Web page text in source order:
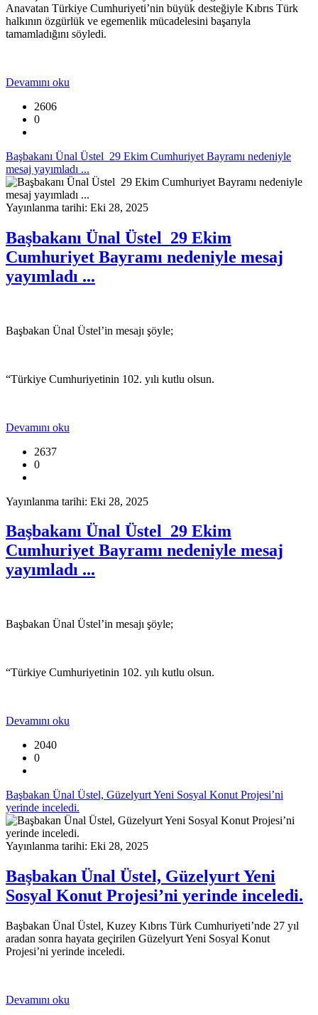
Anavatan Türkiye Cumhuriyeti’nin büyük desteğiyle Kıbrıs Türk
halkının özgürlük ve egemenlik mücadelesini başarıyla
tamamladığını söyledi.
Devamını oku
2606
0
Başbakanı Ünal Üstel 29 Ekim Cumhuriyet Bayramı nedeniyle
mesaj yayımladı ...
Yayınlanma tarihi: Eki 28, 2025
Başbakanı Ünal Üstel 29 Ekim
Cumhuriyet Bayramı nedeniyle mesaj
yayımladı ...
Başbakan Ünal Üstel’in mesajı şöyle;
“Türkiye Cumhuriyetinin 102. yılı kutlu olsun.
Devamını oku
2637
0
Yayınlanma tarihi: Eki 28, 2025
Başbakanı Ünal Üstel 29 Ekim
Cumhuriyet Bayramı nedeniyle mesaj
yayımladı ...
Başbakan Ünal Üstel’in mesajı şöyle;
“Türkiye Cumhuriyetinin 102. yılı kutlu olsun.
Devamını oku
2040
0
Başbakan Ünal Üstel, Güzelyurt Yeni Sosyal Konut Projesi’ni
yerinde inceledi.
Yayınlanma tarihi: Eki 28, 2025
Başbakan Ünal Üstel, Güzelyurt Yeni
Sosyal Konut Projesi’ni yerinde inceledi.
Başbakan Ünal Üstel, Kuzey Kıbrıs Türk Cumhuriyeti’nde 27 yıl
aradan sonra hayata geçirilen Güzelyurt Yeni Sosyal Konut
Projesi’ni yerinde inceledi.
Devamını oku